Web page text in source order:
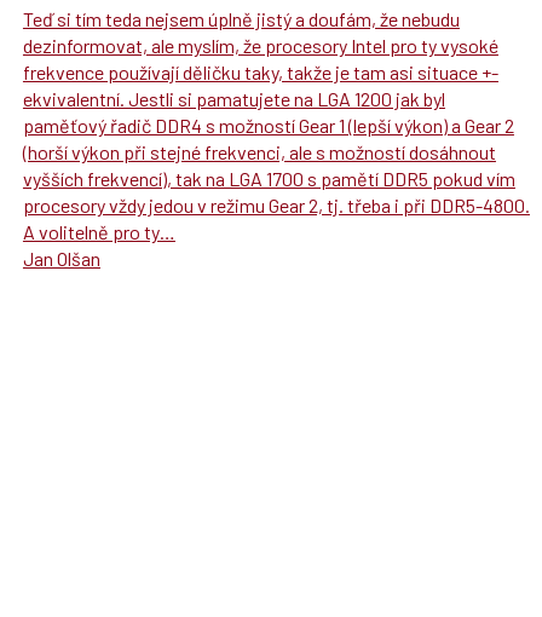
Teď si tím teda nejsem úplně jistý a doufám, že nebudu
dezinformovat, ale myslím, že procesory Intel pro ty vysoké
frekvence používají děličku taky, takže je tam asi situace +-
ekvivalentní. Jestli si pamatujete na LGA 1200 jak byl
paměťový řadič DDR4 s možností Gear 1 (lepší výkon) a Gear 2
(horší výkon při stejné frekvenci, ale s možností dosáhnout
vyšších frekvencí), tak na LGA 1700 s pamětí DDR5 pokud vím
procesory vždy jedou v režimu Gear 2, tj. třeba i při DDR5-4800.
A volitelně pro ty…
Jan Olšan